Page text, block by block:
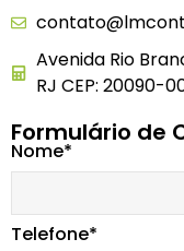
Avenida Rio
RJ CEP: 20090-
Formulário de
Nome*
Telefone*